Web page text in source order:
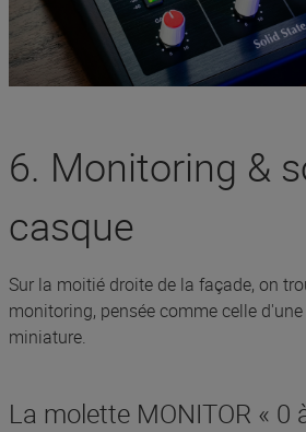
6. Monitoring &
casque
Sur la moitié droite de la façade, on
monitoring, pensée comme celle
miniature.
La molette MONITOR « 0